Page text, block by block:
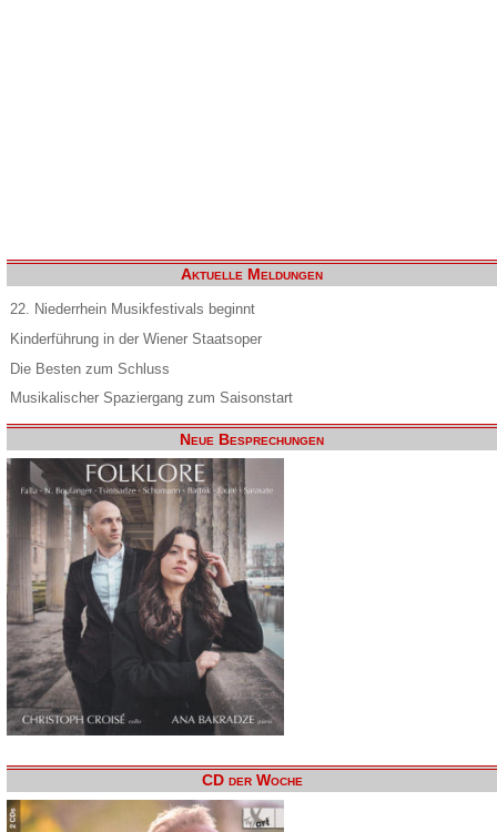
Aktuelle Meldungen
22. Niederrhein Musikfestivals beginnt
Kinderführung in der Wiener Staatsoper
Die Besten zum Schluss
Musikalischer Spaziergang zum Saisonstart
Neue Besprechungen
CD der Woche